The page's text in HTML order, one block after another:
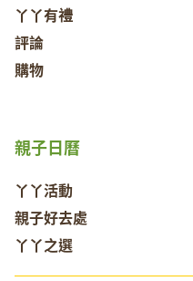
丫丫有禮
評論
購物
親子日曆
丫丫活動
親子好去處
丫丫之選